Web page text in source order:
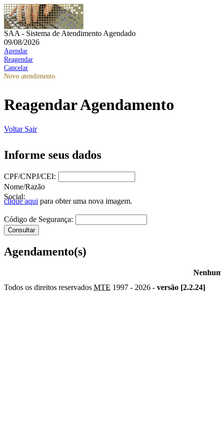
SAA - Sistema de Atendimento Agendado
09/08/2026
Agendar
Reagendar
Cancelar
Novo atendimento
Reagendar Agendamento
Voltar Sair
Informe seus dados
CPF/CNPJ/CEI:
Nome/Razão
Social:
clique aqui para obter uma nova imagem.
Código de Segurança:
Agendamento(s)
Todos os direitos reservados MTE 1997 - 2026 - versão [2.2.24]